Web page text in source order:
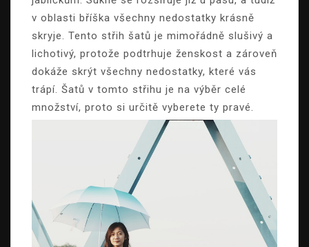
v oblasti bříška všechny nedostatky krásně
skryje. Tento střih šatů je mimořádně slušivý a
lichotivý, protože podtrhuje ženskost a zároveň
dokáže skrýt všechny nedostatky, které vás
trápí. Šatů v tomto střihu je na výběr celé
množství, proto si určitě vyberete ty pravé.